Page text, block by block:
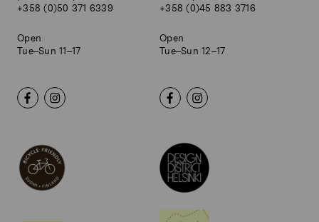
+358 (0)50 371 6339
Open
Tue–Sun 11–17
+358 (0)45 883 3716
Open
Tue–Sun 12–17